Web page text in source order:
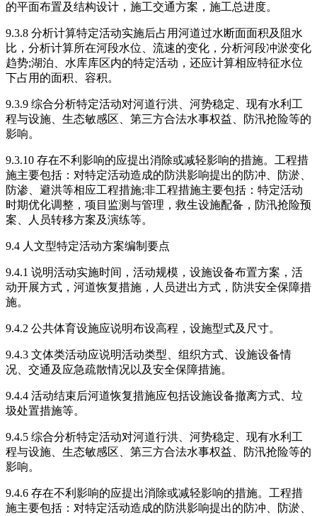
的平面布置及结构设计，施工交通方案，施工总进度。
9.3.8 分析计算特定活动实施后占用河道过水断面面积及阻水
比，分析计算所在河段水位、流速的变化，分析河段冲淤变化
趋势;湖泊、水库库区内的特定活动，还应计算相应特征水位
下占用的面积、容积。
9.3.9 综合分析特定活动对河道行洪、河势稳定、现有水利工
程与设施、生态敏感区、第三方合法水事权益、防汛抢险等的
影响。
9.3.10 存在不利影响的应提出消除或减轻影响的措施。工程措
施主要包括：对特定活动造成的防洪影响提出的防冲、防淤、
防渗、避洪等相应工程措施;非工程措施主要包括：特定活动
时期优化调整，项目监测与管理，救生设施配备，防汛抢险预
案、人员转移方案及演练等。
9.4 人文型特定活动方案编制要点
9.4.1 说明活动实施时间，活动规模，设施设备布置方案，活
动开展方式，河道恢复措施，人员进出方式，防洪安全保障措
施。
9.4.2 公共体育设施应说明布设高程，设施型式及尺寸。
9.4.3 文体类活动应说明活动类型、组织方式、设施设备情
况、交通及应急疏散情况以及安全保障措施。
9.4.4 活动结束后河道恢复措施应包括设施设备撤离方式、垃
圾处置措施等。
9.4.5 综合分析特定活动对河道行洪、河势稳定、现有水利工
程与设施、生态敏感区、第三方合法水事权益、防汛抢险等的
影响。
9.4.6 存在不利影响的应提出消除或减轻影响的措施。工程措
施主要包括：对特定活动造成的防洪影响提出的防冲、防淤、